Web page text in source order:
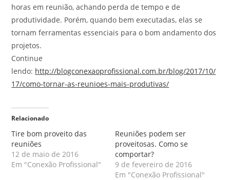
horas em reunião, achando perda de tempo e de
produtividade. Porém, quando bem executadas, elas se
tornam ferramentas essenciais para o bom andamento dos
projetos.
Continue
lendo: http://blogconexaoprofissional.com.br/blog/2017/10/
17/como-tornar-as-reunioes-mais-produtivas/
Relacionado
Tire bom proveito das
reuniões
12 de maio de 2016
Em "Conexão Profissional"
Reuniões podem ser
proveitosas. Como se
comportar?
9 de fevereiro de 2016
Em "Conexão Profissional"